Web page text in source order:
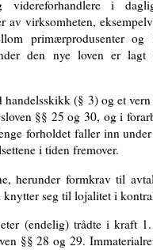
i
virksomheten,
primærprodusenter og
den nye loven er lagt
(§ 3) og et
§§ 25 og 30, og i
forholdet faller inn
i tiden fremover.
herunder formkrav til
seg til lojalitet i
(endelig) trådte i kraft
§§ 28 og 29.